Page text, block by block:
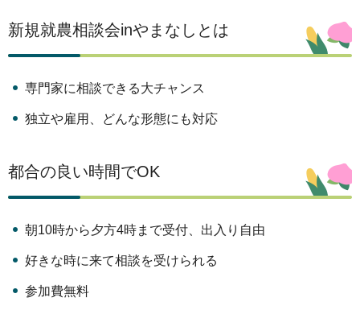
イ
ト
ま
し
農
業
イ
フ
新規就農相談会inやまなしとは
専門家に相談できる大チャンス
独立や雇用、どんな形態にも対応
都合の良い時間でOK
朝10時から夕方4時まで受付、出入り自由
好きな時に来て相談を受けられる
参加費無料